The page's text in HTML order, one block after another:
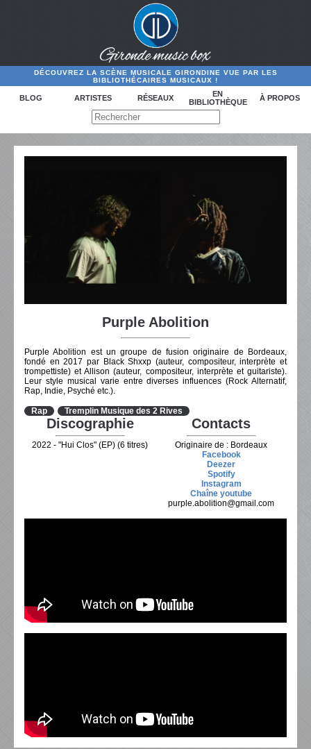
DÉCOUVREZ LA SCÈNE MUSICALE GIRONDINE VUE PAR LES
BIBLIOTHÉCAIRES MUSICAUX !
BLOG ARTISTES RÉSEAUX
EN
BIBLIOTHÈQUE
À PROPOS
Purple Abolition
Purple Abolition est un groupe de fusion originaire de Bordeaux,
fondé en 2017 par Black Shxxp (auteur, compositeur, interprète et
trompettiste) et Allison (auteur, compositeur, interprète et guitariste).
Leur style musical varie entre diverses influences (Rock Alternatif,
Rap, Indie, Psyché etc.).
Rap Tremplin Musique des 2 Rives
Discographie
2022 - "Hui Clos" (EP) (6 titres)
Contacts
Originaire de : Bordeaux
Facebook
Deezer
Spotify
Instagram
Chaîne youtube
purple.abolition@gmail.com